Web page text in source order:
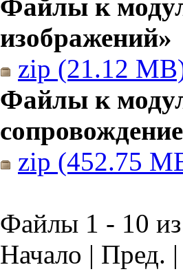
Файлы к
изображений»
zip (21.12
Файлы к
zip (452.75
Файлы 1 - 10
Начало | Пред. |